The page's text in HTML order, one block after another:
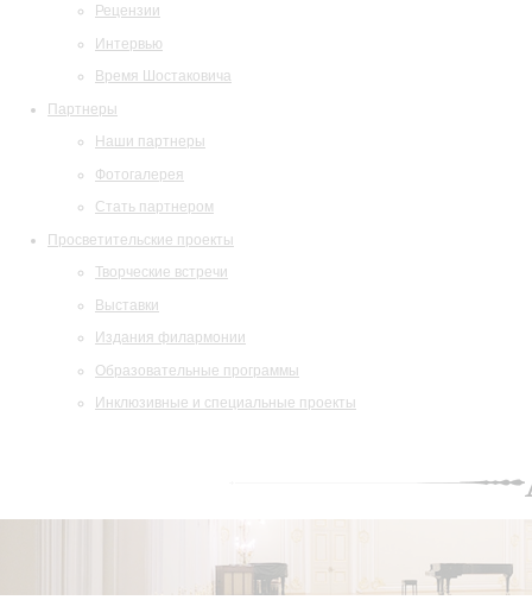
Рецензии
Интервью
Время Шостаковича
Партнеры
Наши партнеры
Фотогалерея
Стать партнером
Просветительские проекты
Творческие встречи
Выставки
Издания филармонии
Образовательные программы
Инклюзивные и специальные проекты